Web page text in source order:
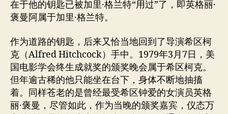
在于他的钥匙已被加里·格兰特“用过”了，即英格丽·
褒曼阿属于加里·格兰特。
作为道路的钥匙，后来又恰当地回到了导演希区柯
克（Alfred Hitchcock）手中。1979年3月7日，美
国电影学会终生成就奖的颁奖晚会属于希区柯克。
但年逾古稀的他只能坐在台下，身体不断地抽搐
着。同样苍老的是曾经最受希区钟爱的女演员英格
丽·褒曼，尽管如此，作为当晚的颁奖嘉宾，仪态万